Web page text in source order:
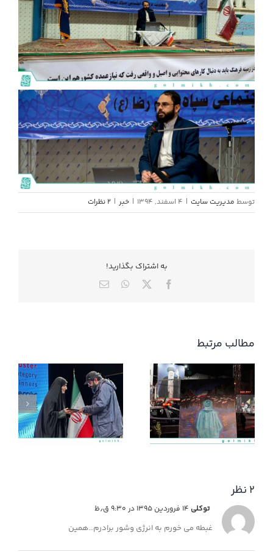
توسط مدیریت سایت | 4 اسفند, 1394 | خبر | ۲ نظرات
به اشتراك بگذاريد!
Facebook
X
WhatsApp
ایمیل
مطالب مرتبط
منم میام کنارتون!
۲ نظر
توکلی
غبطه می خورم به انرژی وشور برادرم…همین